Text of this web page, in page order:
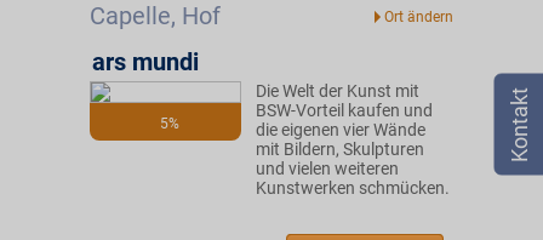
☎ 0800 - 279 25 82
Capelle, Hof
5%
ars mundi
Die Welt der Kunst mit
BSW-Vorteil kaufen und
die eigenen vier Wände
mit Bildern, Skulpturen
und vielen weiteren
Kunstwerken schmücken.